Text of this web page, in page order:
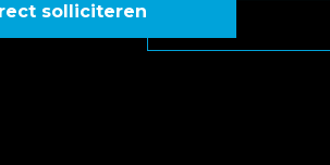
solliciteren